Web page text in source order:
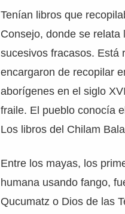
Tenían libros que
Consejo, donde se
sucesivos fracasos. Está
encargaron de recopilar
aborígenes en el siglo
fraile. El pueblo conocía
Los libros del Chilam
Entre los mayas, los
humana usando fango,
Qucumatz o Dios de las